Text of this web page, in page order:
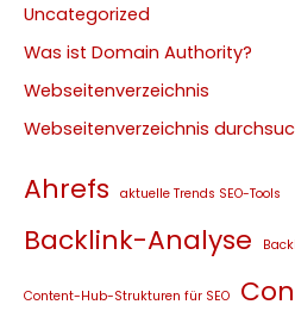
Uncategorized
Was ist Domain Authority?
Webseitenverzeichnis
Webseitenverzeichnis
Ahrefs aktuelle Trends SEO-Tools
Backlink-Analyse
Content-Hub-Strukturen für SEO